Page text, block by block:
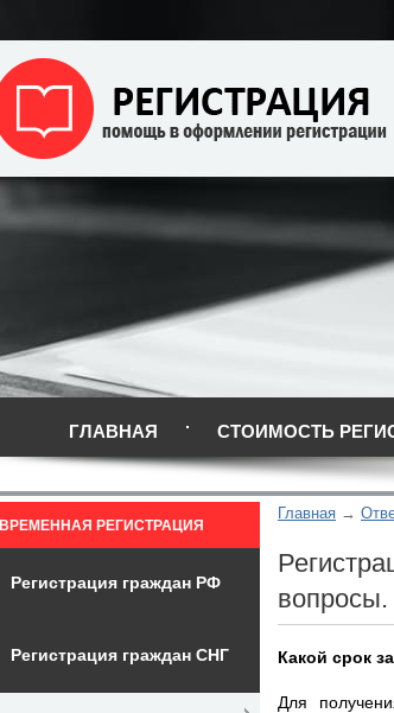
ГЛАВНАЯ СТОИМОСТЬ
Главная
вопросы.
Какой срок
Для
ВРЕМЕННАЯ РЕГИСТРАЦИЯ
Регистрация граждан РФ
Регистрация граждан СНГ